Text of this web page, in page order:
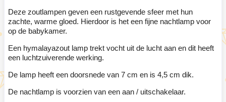
Deze zoutlampen geven een rustgevende sfeer met hun
zachte, warme gloed. Hierdoor is het een fijne nachtlamp voor
op de babykamer.
Een hymalayazout lamp trekt vocht uit de lucht aan en dit heeft
een luchtzuiverende werking.
De lamp heeft een doorsnede van 7 cm en is 4,5 cm dik.
De nachtlamp is voorzien van een aan / uitschakelaar.